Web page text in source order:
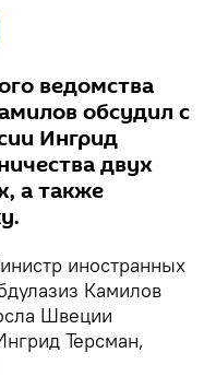
ведомства
обсудил с
Ингрид
двух
а также
иностранных
Камилов
Швеции
Терсман,